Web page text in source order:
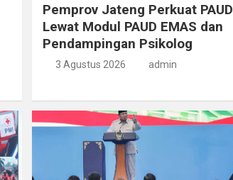
Pemprov Jateng Perkuat PAUD
Lewat Modul PAUD EMAS dan
Pendampingan Psikolog
3 Agustus 2026 admin